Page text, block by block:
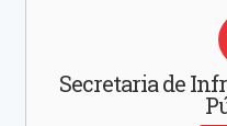
Secretaria de